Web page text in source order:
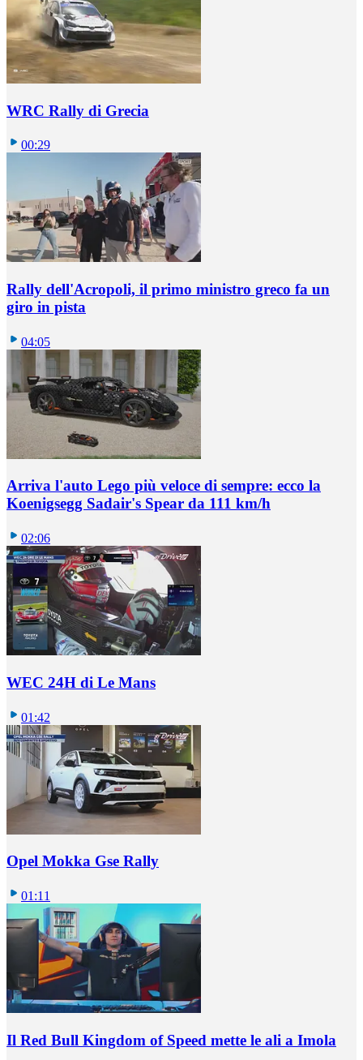
WRC Rally di Grecia
00:29
Rally dell'Acropoli, il primo ministro greco fa un
giro in pista
04:05
Arriva l'auto Lego più veloce di sempre: ecco la
Koenigsegg Sadair's Spear da 111 km/h
02:06
WEC 24H di Le Mans
01:42
Opel Mokka Gse Rally
01:11
Il Red Bull Kingdom of Speed mette le ali a Imola